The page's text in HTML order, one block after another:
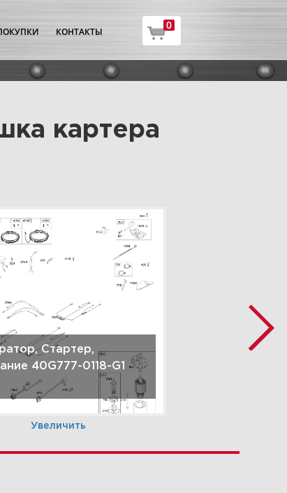
КОНТАКТЫ
0
картера
Стартер,
40G777-0118-G1
Увеличить